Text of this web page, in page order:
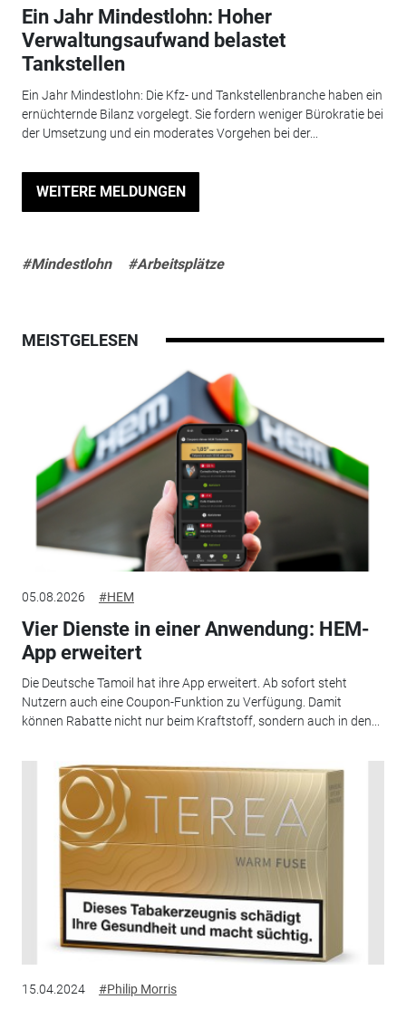
Ein Jahr Mindestlohn: Hoher
Verwaltungsaufwand belastet
Tankstellen
Ein Jahr Mindestlohn: Die Kfz- und Tankstellenbranche haben ein
ernüchternde Bilanz vorgelegt. Sie fordern weniger Bürokratie bei
der Umsetzung und ein moderates Vorgehen bei der...
WEITERE MELDUNGEN
#Mindestlohn #Arbeitsplätze
MEISTGELESEN
05.08.2026 #HEM
Vier Dienste in einer Anwendung: HEM-
App erweitert
Die Deutsche Tamoil hat ihre App erweitert. Ab sofort steht
Nutzern auch eine Coupon-Funktion zu Verfügung. Damit
können Rabatte nicht nur beim Kraftstoff, sondern auch in den...
15.04.2024 #Philip Morris